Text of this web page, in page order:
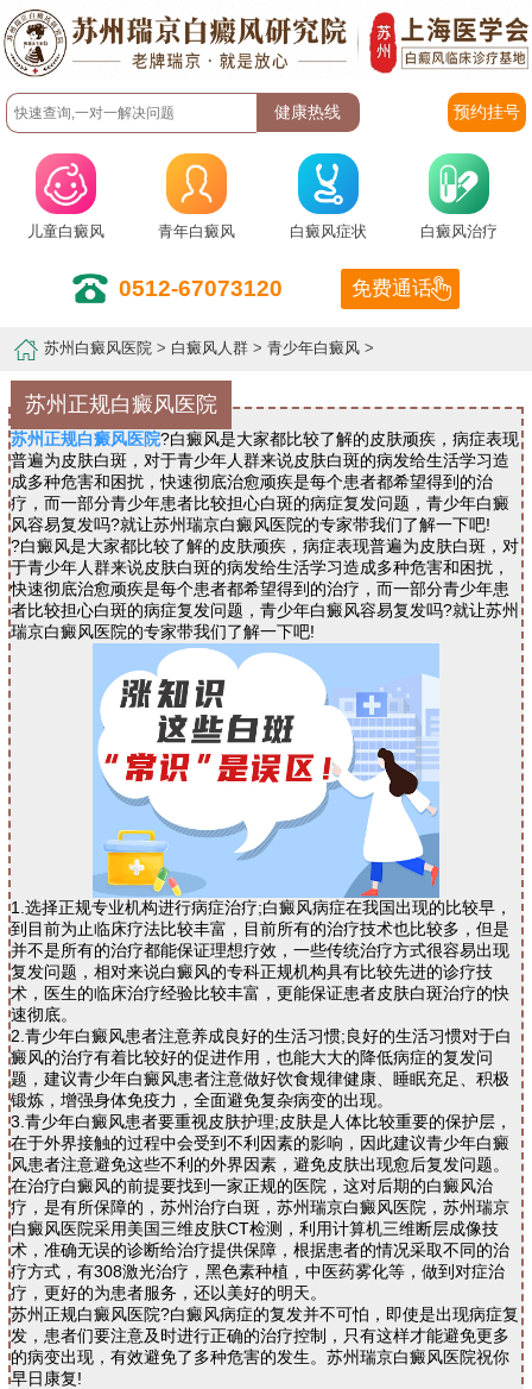
预约挂号
儿童白癜风 青年白癜风 白癜风症状 白癜风治疗
0512-67073120 免费通话
苏州白癜风医院 > 白癜风人群 >青少年白癜风 >
苏州正规白癜风医院
苏州正规白癜风医院?白癜风是大家都比较了解的皮肤顽疾，病症表现
普遍为皮肤白斑，对于青少年人群来说皮肤白斑的病发给生活学习造
成多种危害和困扰，快速彻底治愈顽疾是每个患者都希望得到的治
疗，而一部分青少年患者比较担心白斑的病症复发问题，青少年白癜
风容易复发吗?就让苏州瑞京白癜风医院的专家带我们了解一下吧!
?白癜风是大家都比较了解的皮肤顽疾，病症表现普遍为皮肤白斑，对
于青少年人群来说皮肤白斑的病发给生活学习造成多种危害和困扰，
快速彻底治愈顽疾是每个患者都希望得到的治疗，而一部分青少年患
者比较担心白斑的病症复发问题，青少年白癜风容易复发吗?就让苏州
瑞京白癜风医院的专家带我们了解一下吧!
1.选择正规专业机构进行病症治疗;白癜风病症在我国出现的比较早，
到目前为止临床疗法比较丰富，目前所有的治疗技术也比较多，但是
并不是所有的治疗都能保证理想疗效，一些传统治疗方式很容易出现
复发问题，相对来说白癜风的专科正规机构具有比较先进的诊疗技
术，医生的临床治疗经验比较丰富，更能保证患者皮肤白斑治疗的快
速彻底。
2.青少年白癜风患者注意养成良好的生活习惯;良好的生活习惯对于白
癜风的治疗有着比较好的促进作用，也能大大的降低病症的复发问
题，建议青少年白癜风患者注意做好饮食规律健康、睡眠充足、积极
锻炼，增强身体免疫力，全面避免复杂病变的出现。
3.青少年白癜风患者要重视皮肤护理;皮肤是人体比较重要的保护层，
在于外界接触的过程中会受到不利因素的影响，因此建议青少年白癜
风患者注意避免这些不利的外界因素，避免皮肤出现愈后复发问题。
在治疗白癜风的前提要找到一家正规的医院，这对后期的白癜风治
疗，是有所保障的，苏州治疗白斑，苏州瑞京白癜风医院，苏州瑞京
白癜风医院采用美国三维皮肤CT检测，利用计算机三维断层成像技
术，准确无误的诊断给治疗提供保障，根据患者的情况采取不同的治
疗方式，有308激光治疗，黑色素种植，中医药雾化等，做到对症治
疗，更好的为患者服务，还以美好的明天。
苏州正规白癜风医院?白癜风病症的复发并不可怕，即使是出现病症复
发，患者们要注意及时进行正确的治疗控制，只有这样才能避免更多
的病变出现，有效避免了多种危害的发生。苏州瑞京白癜风医院祝你
早日康复!